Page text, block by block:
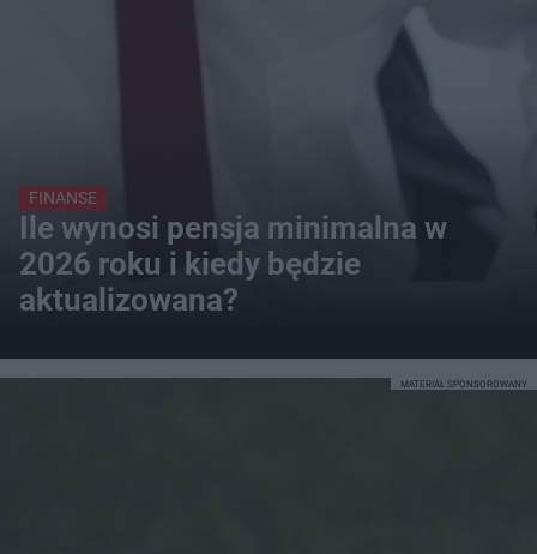
FINANSE
Ile wynosi pensja minimalna w
2026 roku i kiedy będzie
aktualizowana?
MATERIAŁ SPONSOROWANY